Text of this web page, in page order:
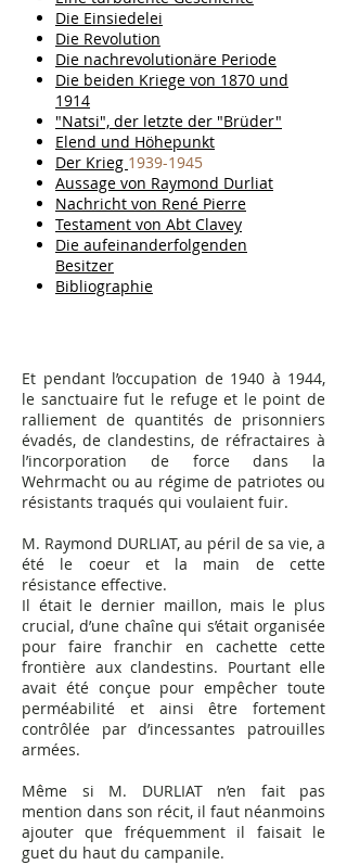
Die Einsiedelei
Die Revolution
Die nachrevolutionäre Periode
Die beiden Kriege von 1870 und
1914
"Natsi", der letzte der "Brüder"
Elend und Höhepunkt
Der Krieg 1939-1945
Aussage von Raymond Durliat
Nachricht von René Pierre
Testament von Abt Clavey
Die aufeinanderfolgenden
Besitzer
Bibliographie
Et pendant l’occupation de 1940 à 1944,
le sanctuaire fut le refuge et le point de
ralliement de quantités de prisonniers
évadés, de clandestins, de réfractaires à
l’incorporation de force dans la
Wehrmacht ou au régime de patriotes ou
résistants traqués qui voulaient fuir.
M. Raymond DURLIAT, au péril de sa vie, a
été le coeur et la main de cette
résistance effective.
Il était le dernier maillon, mais le plus
crucial, d’une chaîne qui s’était organisée
pour faire franchir en cachette cette
frontière aux clandestins. Pourtant elle
avait été conçue pour empêcher toute
perméabilité et ainsi être fortement
contrôlée par d’incessantes patrouilles
armées.
Même si M. DURLIAT n’en fait pas
mention dans son récit, il faut néanmoins
ajouter que fréquemment il faisait le
guet du haut du campanile.